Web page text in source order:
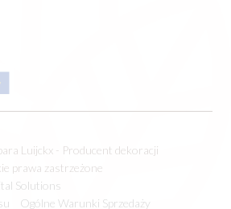
Luijckx - Producent dekoracji
prawa zastrzeżone
Solutions
Ogólne Warunki Sprzedaży